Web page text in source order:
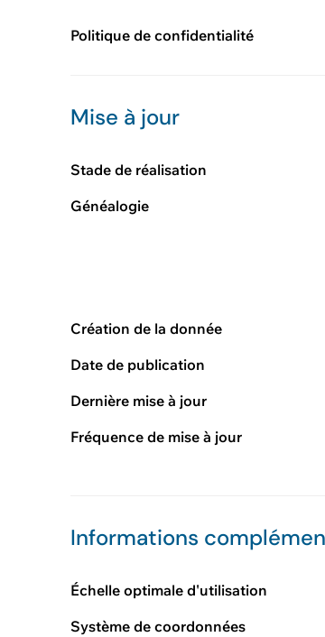
Politique de confidentialité
Mise à jour
Stade de réalisation
Généalogie
Création de la donnée
Date de publication
Dernière mise à jour
Fréquence de mise à jour
Informations
Échelle optimale d'utilisation
Système de coordonnées